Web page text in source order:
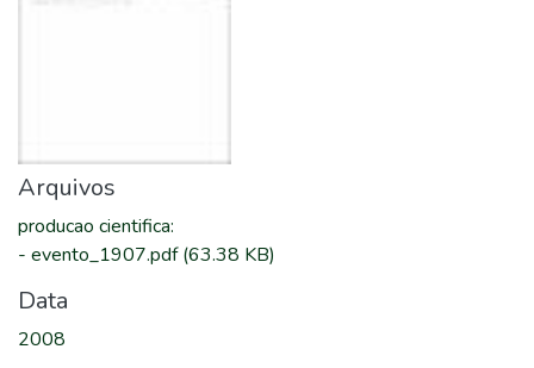
Arquivos
producao cientifica:
- evento_1907.pdf(63.38 KB)
Data
2008